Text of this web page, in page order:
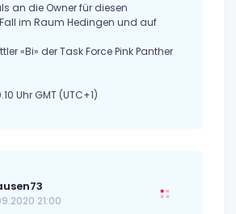
an die Owner für diesen
im Raum Hedingen und auf
«Bi» der Task Force Pink Panther
Uhr GMT (UTC+1)
21:00